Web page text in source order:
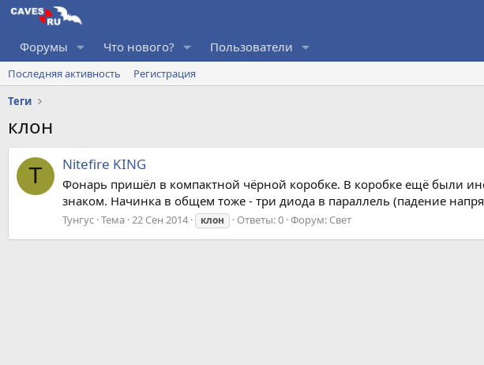
Форумы Что нового? Пользователи
Последняя активность
Регистрация
Теги
клон
Т Nitefire KING
Фонарь пришёл в компактной чёрной коробке. В коробке ещё были
знаком. Начинка в общем тоже - три диода в параллель (падение
Тунгус Тема 22 Сен 2014 клон Ответы: 0 Форум: Свет